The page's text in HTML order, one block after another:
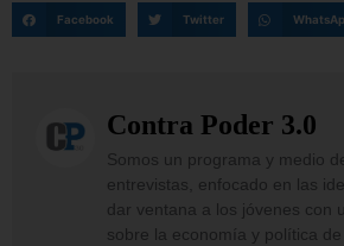
Facebook Twitter
Contra Poder 3.0
Somos un programa y medio
entrevistas, enfocado en las
dar ventana a los jóvenes con
sobre la economía y política